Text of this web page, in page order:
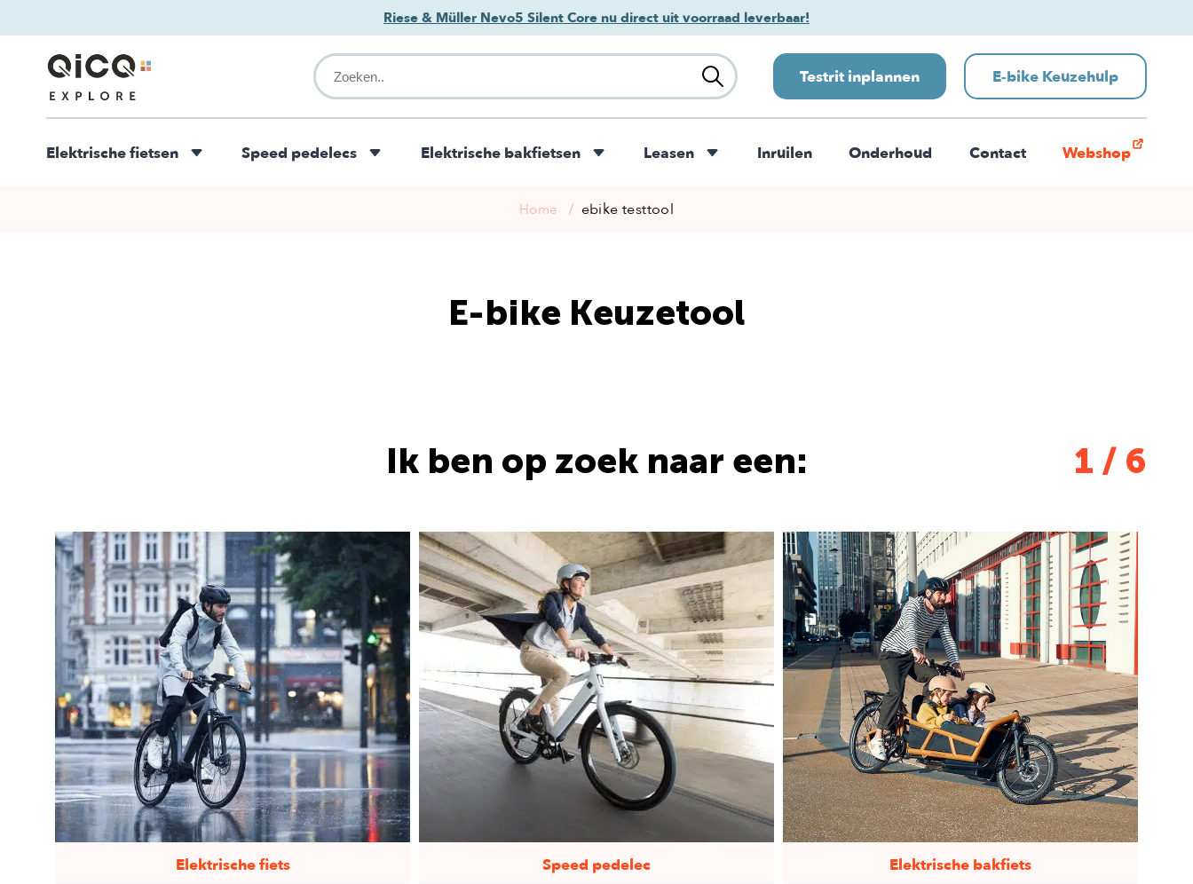
Riese & Müller Nevo5 Silent Core nu direct uit voorraad leverbaar!
Testrit inplannen E-bike Keuzehulp
Elektrische fietsen Speed pedelecs Elektrische bakfietsen Leasen Inruilen Onderhoud Contact Webshop
Home ebike testtool
E-bike Keuzetool
Ik ben op zoek naar een: 1 / 6
Elektrische fiets Speed pedelec Elektrische bakfiets